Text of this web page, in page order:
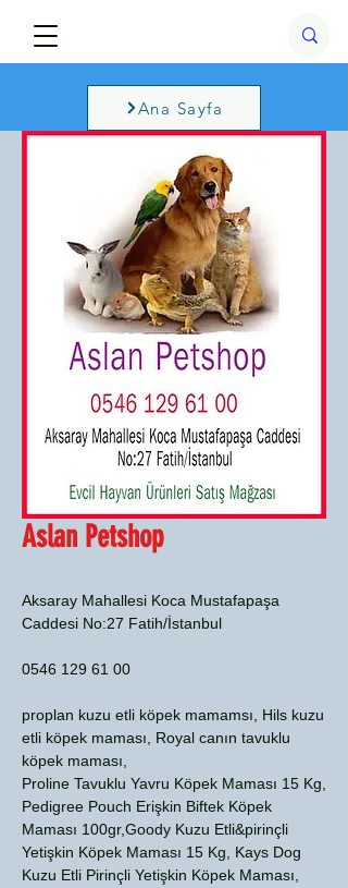
Ana Sayfa
Aslan Petshop
Aksaray Mahallesi Koca Mustafapaşa
Caddesi No:27 Fatih/İstanbul
0546 129 61 00
proplan kuzu etli köpek mamamsı, Hils kuzu
etli köpek maması, Royal canın tavuklu
köpek maması,
Proline Tavuklu Yavru Köpek Maması 15 Kg,
Pedigree Pouch Erişkin Biftek Köpek
Maması 100gr,Goody Kuzu Etli&pirinçli
Yetişkin Köpek Maması 15 Kg, Kays Dog
Kuzu Etli Pirinçli Yetişkin Köpek Maması,